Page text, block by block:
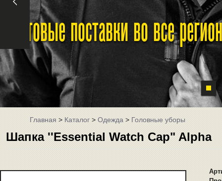
Оптовые поставки во все
Главная>Каталог>Одежда>Головные уборы
Шапка ''Essential Watch Cap" Alpha